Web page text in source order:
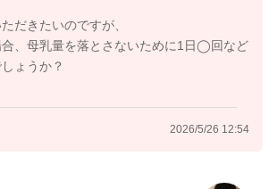
で十分にあげることができたと感じてお
でしたら、書かれているようにミルクだ
とつかもしれません。
だきたいのですが、
合、母乳量を落とさないために1日◯回など
ょうか？
2026/5/26 12:54